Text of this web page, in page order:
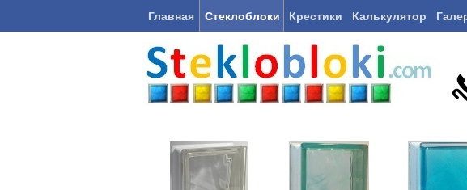
Главная Стеклоблоки Крестики Калькулятор